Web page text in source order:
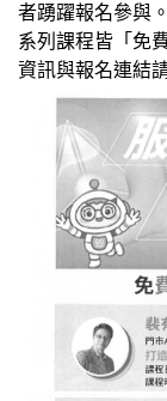
者踴躍報名參與。
系列課程皆「免
資訊與報名連結